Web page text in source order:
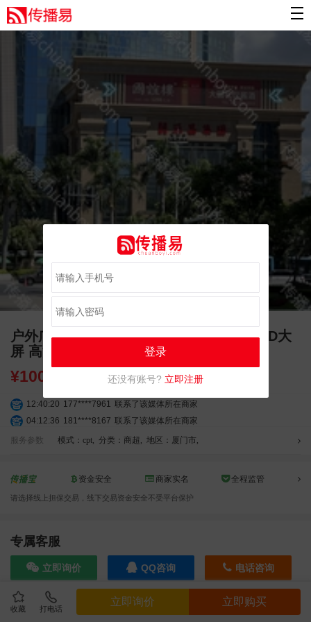
收藏 打电话
立即询价 立即购买
户外广告 福建省厦门市凯宾斯基大酒店LED大
屏 高清大屏广告
¥100000.00
12:40:20 177****7961 联系了该媒体所在商家
04:12:36 181****8167 联系了该媒体所在商家
04:16:44 181****0078
联系了该媒体所在商家
02:32:27
176****3456
联系了该媒体所在商家
11:44:28
08:36:41 191****0991 联系了该媒体所在商家
05:24:34 186****8762
联系了该媒体所在商家
166****9198 联系了该媒体所在商家
05:17:23
182****1341 联系了该媒体所在商家
服务参数 模式：cpt, 分类：商超 , 地区：厦门市,
资金安全 商家实名 全程监管
请选择线上担保交易，线下交易资金安全不受平台保护
专属客服
立即询价 QQ咨询 电话咨询
效果截图
登录
还没有账号? 立即注册